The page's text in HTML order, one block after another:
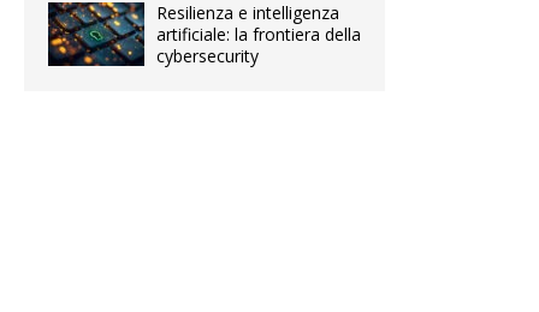
Resilienza e intelligenza
artificiale: la frontiera della
cybersecurity